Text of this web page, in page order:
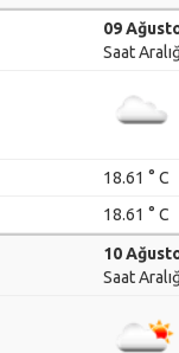
09
Saat
18.61 ° C
18.61 ° C
10
Saat